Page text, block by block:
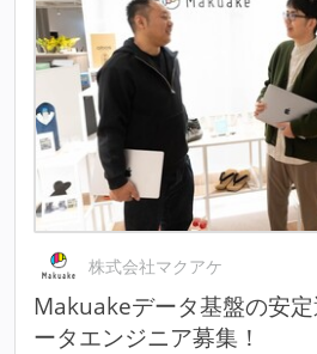
株式会社マクアケ
Makuakeデータ基盤の安
ータエンジニア募集！